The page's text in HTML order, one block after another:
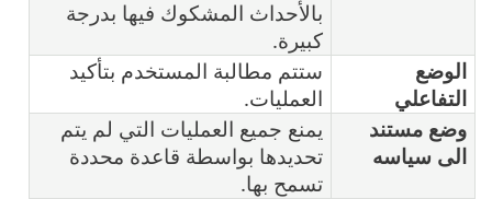
بالأحداث المشكوك فيها بدرجة
كبيرة.
الوضع
التفاعلي
ستتم مطالبة المستخدم بتأكيد
العمليات.
وضع مستند
الى سياسه
يمنع جميع العمليات التي لم يتم
تحديدها بواسطة قاعدة محددة
تسمح بها.